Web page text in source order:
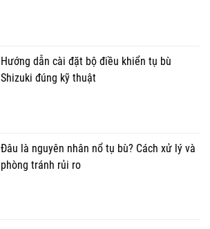
Hướng dẫn cài đặt bộ điều khiển tụ bù
Shizuki đúng kỹ thuật
Đâu là nguyên nhân nổ tụ bù? Cách xử lý và
phòng tránh rủi ro